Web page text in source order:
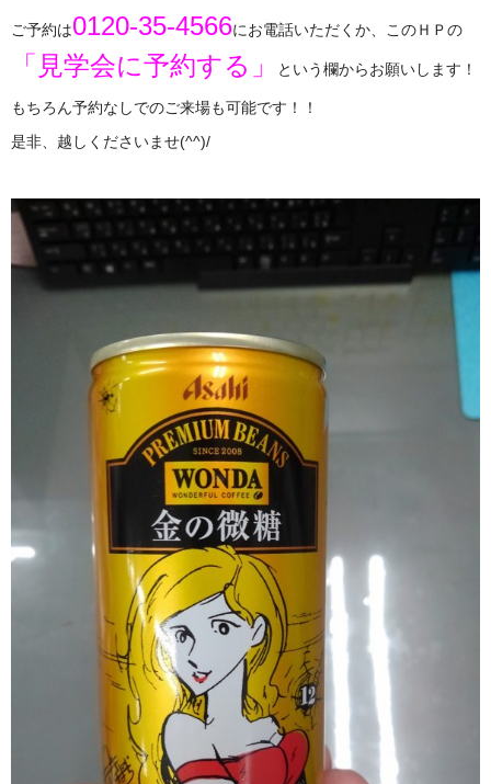
ご予約は0120-35-4566にお電話いただくか、このＨＰの
「見学会に予約する」 という欄からお願いします！
もちろん予約なしでのご来場も可能です！！
是非、越しくださいませ(^^)/